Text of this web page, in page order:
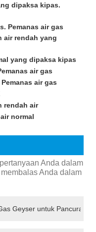
dipaksa kipas.
Pemanas air gas
air rendah yang
yang dipaksa kipas
air gas
air gas
rendah air
normal
Anda dalam
Anda dalam